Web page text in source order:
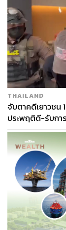
THAILAND
จับตาคดีเยาวชน
ประพฤติดี-รับกา